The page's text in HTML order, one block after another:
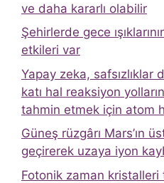
ve daha kararlı olabilir
Şehirlerde gece
etkileri var
Yapay zeka, safsızlıklar
katı hal reaksiyon
tahmin etmek için atom
Güneş rüzgârı Mars’ın
geçirerek uzaya iyon
Fotonik zaman kristalleri